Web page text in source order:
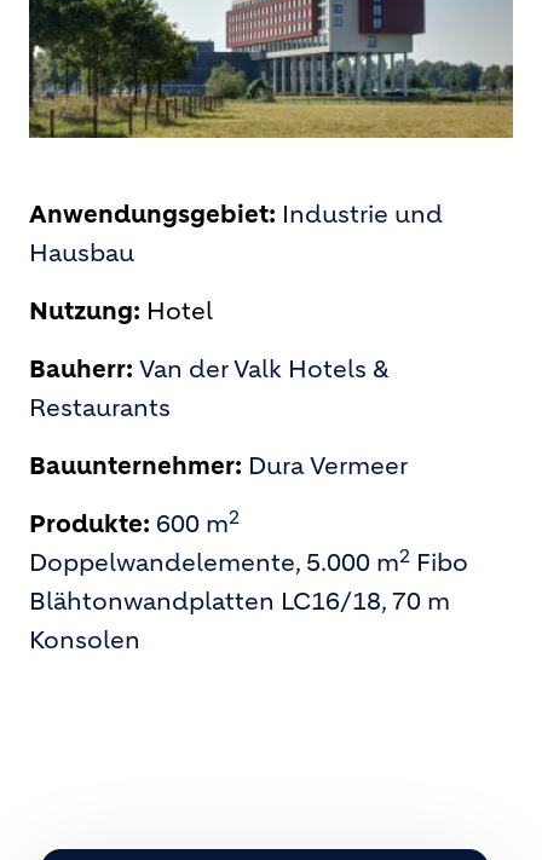
Anwendungsgebiet: Industrie und
Hausbau
Nutzung: Hotel
Bauherr: Van der Valk Hotels &
Restaurants
Bauunternehmer: Dura Vermeer
Produkte: 600 m2
Doppelwandelemente, 5.000 m2 Fibo
Blähtonwandplatten LC16/18, 70 m
Konsolen